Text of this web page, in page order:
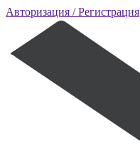
Авторизация / Регистрация